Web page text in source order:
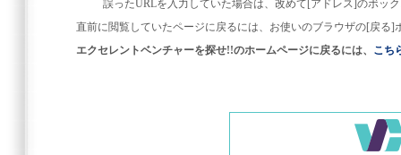
誤ったURLを入力していた場合は、改めて[アドレス]のボッ
直前に閲覧していたページに戻るには、お使いのブラウザの[戻る]
エクセレントベンチャーを探せ!!のホームページに戻るには、 こち